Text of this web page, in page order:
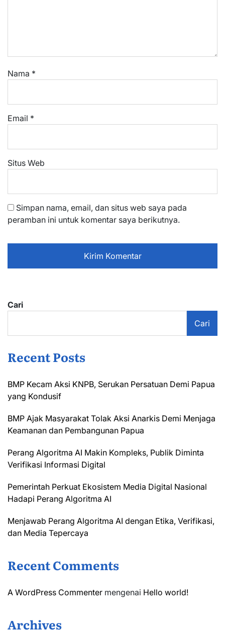
Nama *
Email *
Situs Web
Simpan nama, email, dan situs web saya pada
peramban ini untuk komentar saya berikutnya.
Cari
Cari
Recent Posts
BMP Kecam Aksi KNPB, Serukan Persatuan Demi Papua
yang Kondusif
BMP Ajak Masyarakat Tolak Aksi Anarkis Demi Menjaga
Keamanan dan Pembangunan Papua
Perang Algoritma AI Makin Kompleks, Publik Diminta
Verifikasi Informasi Digital
Pemerintah Perkuat Ekosistem Media Digital Nasional
Hadapi Perang Algoritma AI
Menjawab Perang Algoritma AI dengan Etika, Verifikasi,
dan Media Tepercaya
Recent Comments
A WordPress Commenter mengenai Hello world!
Archives